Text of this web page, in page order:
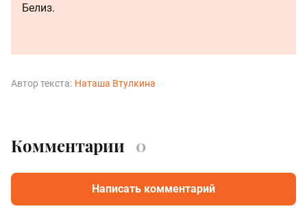
Белиз.
Автор текста: Наташа Втулкина
Комментарии 0
Написать комментарий